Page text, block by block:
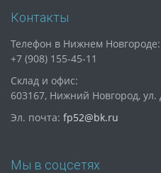
Контакты
Телефон в Нижнем Новгороде:
+7 (908) 155-45-11
Склад и офис:
603167, Нижний Новгород, ул.
Эл. почта: fp52@bk.ru
Мы в соцсетях